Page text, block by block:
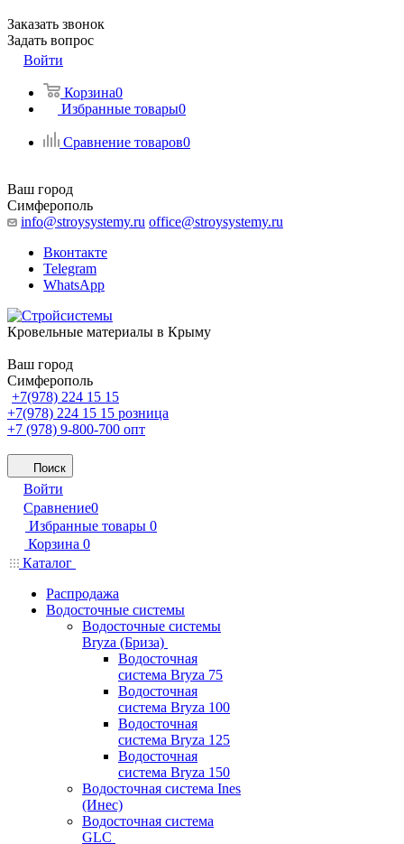
Заказать звонок
Задать вопрос
Войти
Корзина0
Избранные товары0
Сравнение товаров0
Ваш город
Симферополь
info@stroysystemy.ru office@stroysystemy.ru
Вконтакте
Telegram
WhatsApp
Кровельные материалы в Крыму
Ваш город
Симферополь
+7(978) 224 15 15
+7(978) 224 15 15 розница
+7 (978) 9-800-700 опт
Поиск
Войти
Сравнение0
Избранные товары 0
Корзина 0
Каталог
Распродажа
Водосточные системы
Водосточные системы
Bryza (Бриза)
Водосточная
система Bryza 75
Водосточная
система Bryza 100
Водосточная
система Bryza 125
Водосточная
система Bryza 150
Водосточная система Ines
(Инес)
Водосточная система
GLC